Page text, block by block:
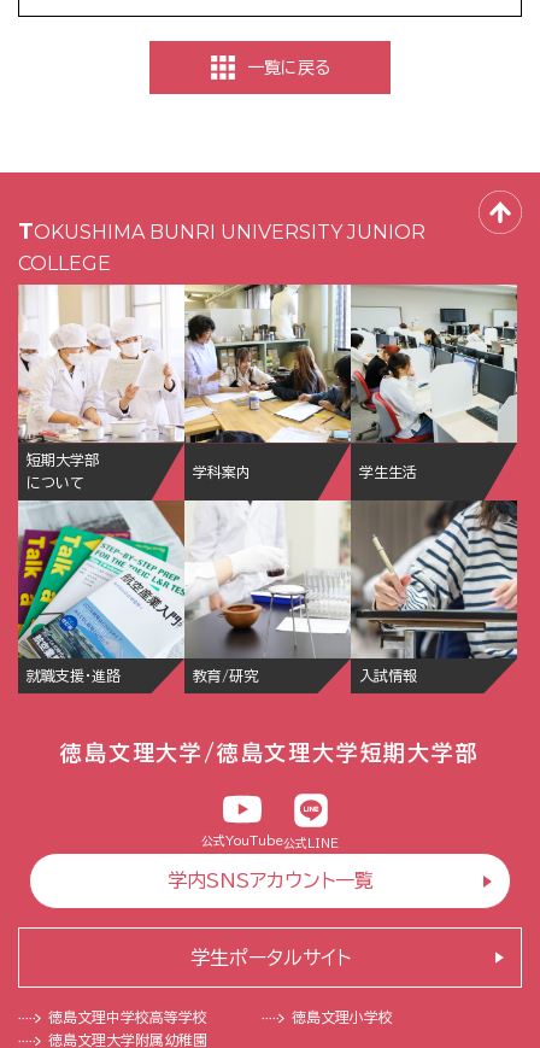
一覧に戻る
TOKUSHIMA BUNRI UNIVERSITY JUNIOR
COLLEGE
短期大学部
について
学科案内 学生生活
就職支援・進路 教育/研究 入試情報
徳島文理大学/徳島文理大学短期大学部
公式YouTube公式LINE
学内SNSアカウント一覧
徳島文理中学校高等学校
徳島文理小学校
徳島文理大学附属幼稚園
学生ポータルサイト